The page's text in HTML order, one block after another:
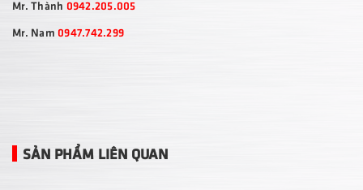
Mr. Thành 0942.205.005
Mr. Nam 0947.742.299
SẢN PHẨM LIÊN QUAN